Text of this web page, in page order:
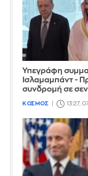
Υπεγράφη
Ισλαμαμπάντ -
συνδρομή σε
ΚΟΣΜΟΣ 13:27,